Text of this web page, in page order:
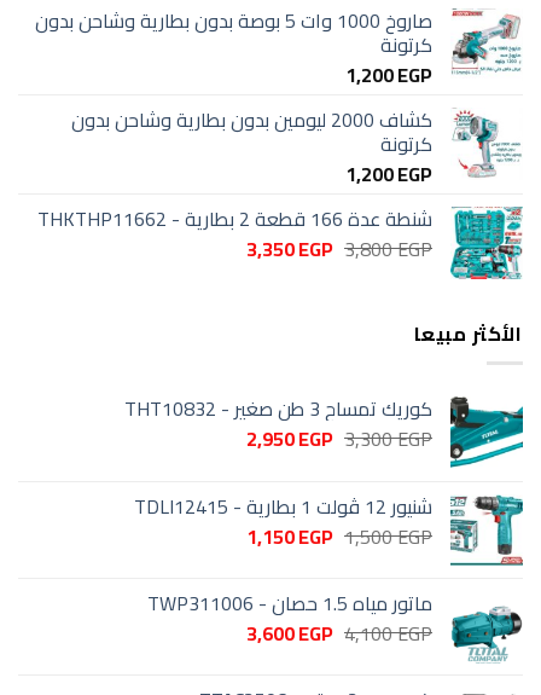
صاروخ 1000 وات 5 بوصة بدون بطارية وشاحن بدون
كرتونة
1,200EGP
كشاف 2000 ليومين بدون بطارية وشاحن بدون
كرتونة
1,200EGP
شنطة عدة 166 قطعة 2 بطارية - THKTHP11662
3,800EGP السعر3,350EGP السعر
الأكثر مبيعا
كوريك تمساح 3 طن صغير - THT10832
3,300EGP السعر
3,300 EGP.
2,950EGP السعر
2,950 EGP.
شنيور 12 ڤولت 1 بطارية - TDLI12415
1,500EGP السعر
1,500 EGP.
1,150EGP
1,150 EGP.
ماتور مياه 1.5 حصان - TWP311006
4,100EGP السعر3,600EGP السعر